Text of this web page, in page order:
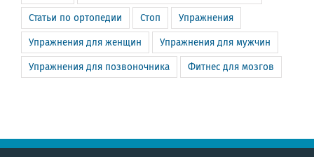
Статьи по ортопедии Стоп Упражнения
Упражнения для женщин Упражнения для мужчин
Упражнения для позвоночника Фитнес для мозгов